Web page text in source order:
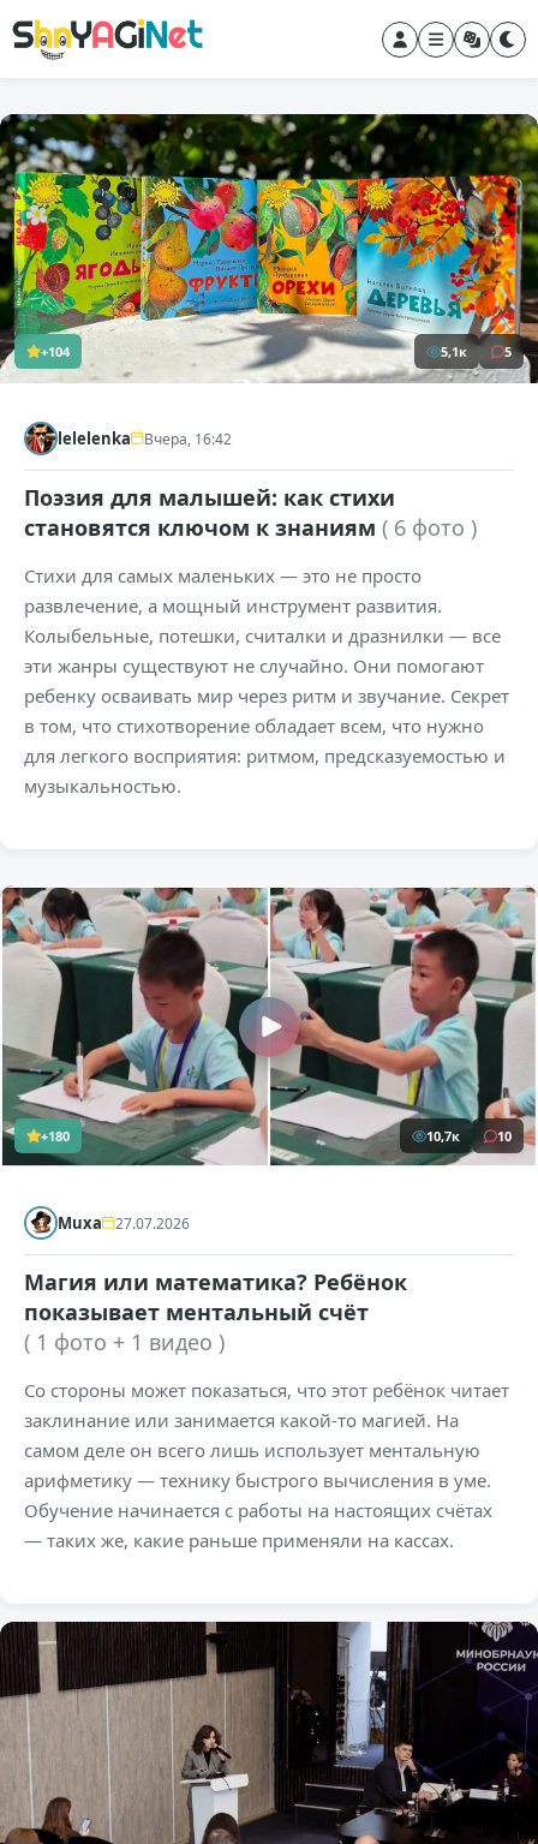
+104 5,1к 5
lelelenka Вчера, 16:42
Поэзия для малышей: как стихи
становятся ключом к знаниям ( 6 фото )
Стихи для самых маленьких — это не просто
развлечение, а мощный инструмент развития.
Колыбельные, потешки, считалки и дразнилки — все
эти жанры существуют не случайно. Они помогают
ребенку осваивать мир через ритм и звучание. Секрет
в том, что стихотворение обладает всем, что нужно
для легкого восприятия: ритмом, предсказуемостью и
музыкальностью.
+180 10,7к 10
Muxa 27.07.2026
Магия или математика? Ребёнок
показывает ментальный счёт
( 1 фото + 1 видео )
Со стороны может показаться, что этот ребёнок читает
заклинание или занимается какой-то магией. На
самом деле он всего лишь использует ментальную
арифметику — технику быстрого вычисления в уме.
Обучение начинается с работы на настоящих счётах
— таких же, какие раньше применяли на кассах.